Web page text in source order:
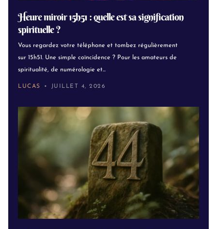
Heure miroir 15h51 : quelle est sa signification
spirituelle ?
Vous regardez votre téléphone et tombez régulièrement
sur 15h51. Une simple coïncidence ? Pour les amateurs de
spiritualité, de numérologie et...
LUCAS JUILLET 4, 2026